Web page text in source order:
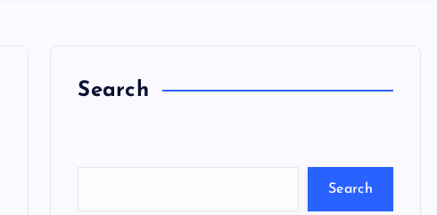
Search
C
Search